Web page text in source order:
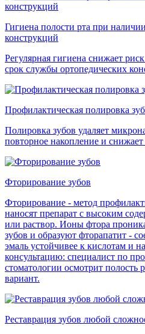
Гигиена полости рта при
конструкций
Регулярная гигиена снижает
срок службы ортопедических
Профилактическая полировка
Полировка зубов удаляет
повторное накопление и снижает
Фторирование зубов
Фторирование - метод
наносят препарат с высоким
или раствор. Ионы фтора
зубов и образуют фторапатит -
эмаль устойчивее к кислотам и
консультацию: специалист по
стоматологии осмотрит
вариант.
Реставрация зубов любой